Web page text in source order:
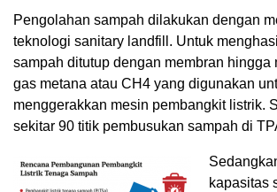
Pengolahan sampah dilakukan dengan
teknologi sanitary landfill. Untuk
sampah ditutup dengan membran hingga
gas metana atau CH4 yang digunakan
menggerakkan mesin pembangkit listrik.
sekitar 90 titik pembusukan sampah di
kapasitas